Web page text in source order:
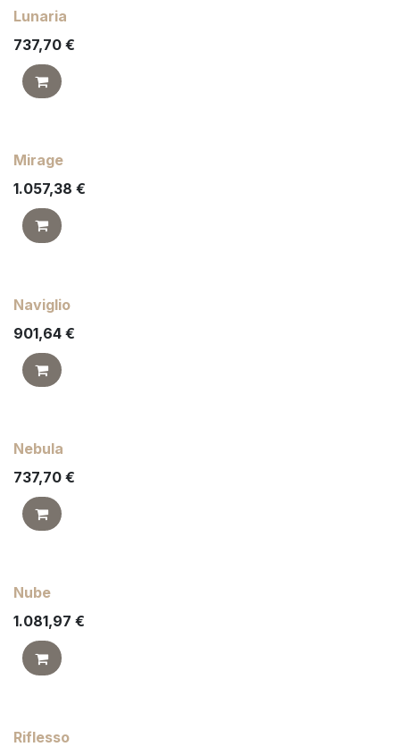
Lunaria
737,70 €
Mirage
1.057,38 €
Naviglio
901,64 €
Nebula
737,70 €
Nube
1.081,97 €
Riflesso